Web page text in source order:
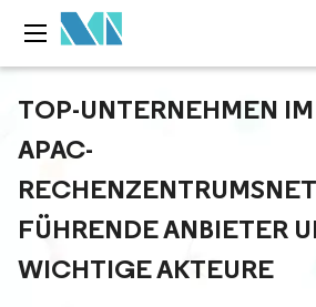
TOP-UNTERNEHMEN
APAC-
FÜHRENDE ANBIETER
WICHTIGE AKTEURE